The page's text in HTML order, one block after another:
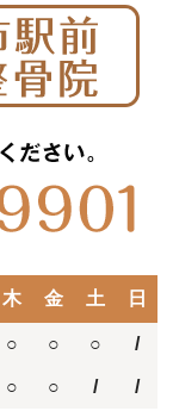
木 金 土 日
○ ○ ○ /
○ ○ / /